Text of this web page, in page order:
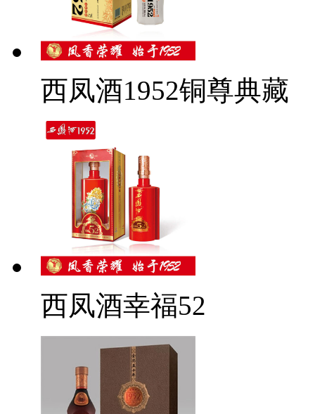
西凤酒1952铜尊典藏
西凤酒幸福52